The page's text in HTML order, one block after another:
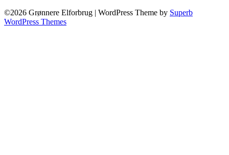
©2026 Grønnere Elforbrug | WordPress Theme by Superb
WordPress Themes